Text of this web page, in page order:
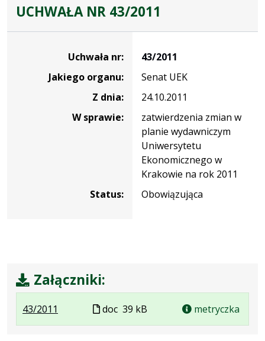
UCHWAŁA NR 43/2011
Uchwała nr:
43/2011
Jakiego organu:
Senat UEK
Z dnia:
24.10.2011
W sprawie:
zatwierdzenia zmian w
planie wydawniczym
Uniwersytetu
Ekonomicznego w
Krakowie na rok 2011
Status:
Obowiązująca
Załączniki:
43/2011
Plik
Rozmiar
Plik
w
doc 39 kB metryczka